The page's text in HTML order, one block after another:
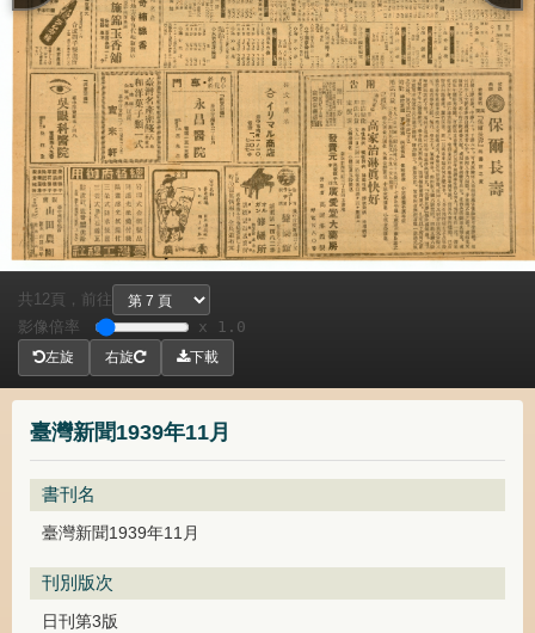
臺灣新聞1939年11月
書刊名
臺灣新聞1939年11月
刊別版次
日刊第3版
共 12頁，
前往
影像倍率
x 1.0
左旋 右旋 下載